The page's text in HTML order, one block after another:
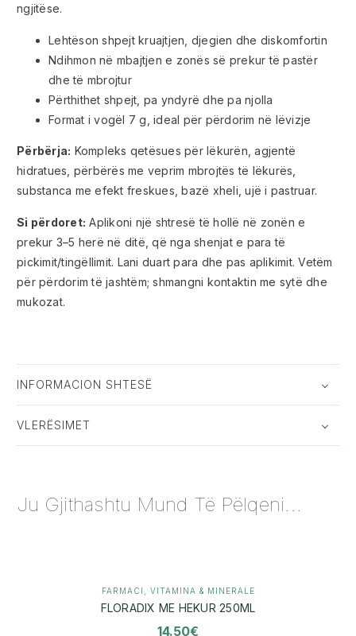
ngjitëse.
Lehtëson shpejt kruajtjen, djegien dhe diskomfortin
Ndihmon në mbajtjen e zonës së prekur të pastër
dhe të mbrojtur
Përthithet shpejt, pa yndyrë dhe pa njolla
Format i vogël 7 g, ideal për përdorim në lëvizje
Përbërja: Kompleks qetësues për lëkurën, agjentë
hidratues, përbërës me veprim mbrojtës të lëkurës,
substanca me efekt freskues, bazë xheli, ujë i pastruar.
Si përdoret: Aplikoni një shtresë të hollë në zonën e
prekur 3–5 herë në ditë, që nga shenjat e para të
pickimit/tingëllimit. Lani duart para dhe pas aplikimit. Vetëm
për përdorim të jashtëm; shmangni kontaktin me sytë dhe
mukozat.
INFORMACION SHTESË
VLERËSIMET
Ju Gjithashtu Mund Të Pëlqeni...
FARMACI VITAMINA & MINERALE
FLORADIX ME HEKUR 250ML
14.50€